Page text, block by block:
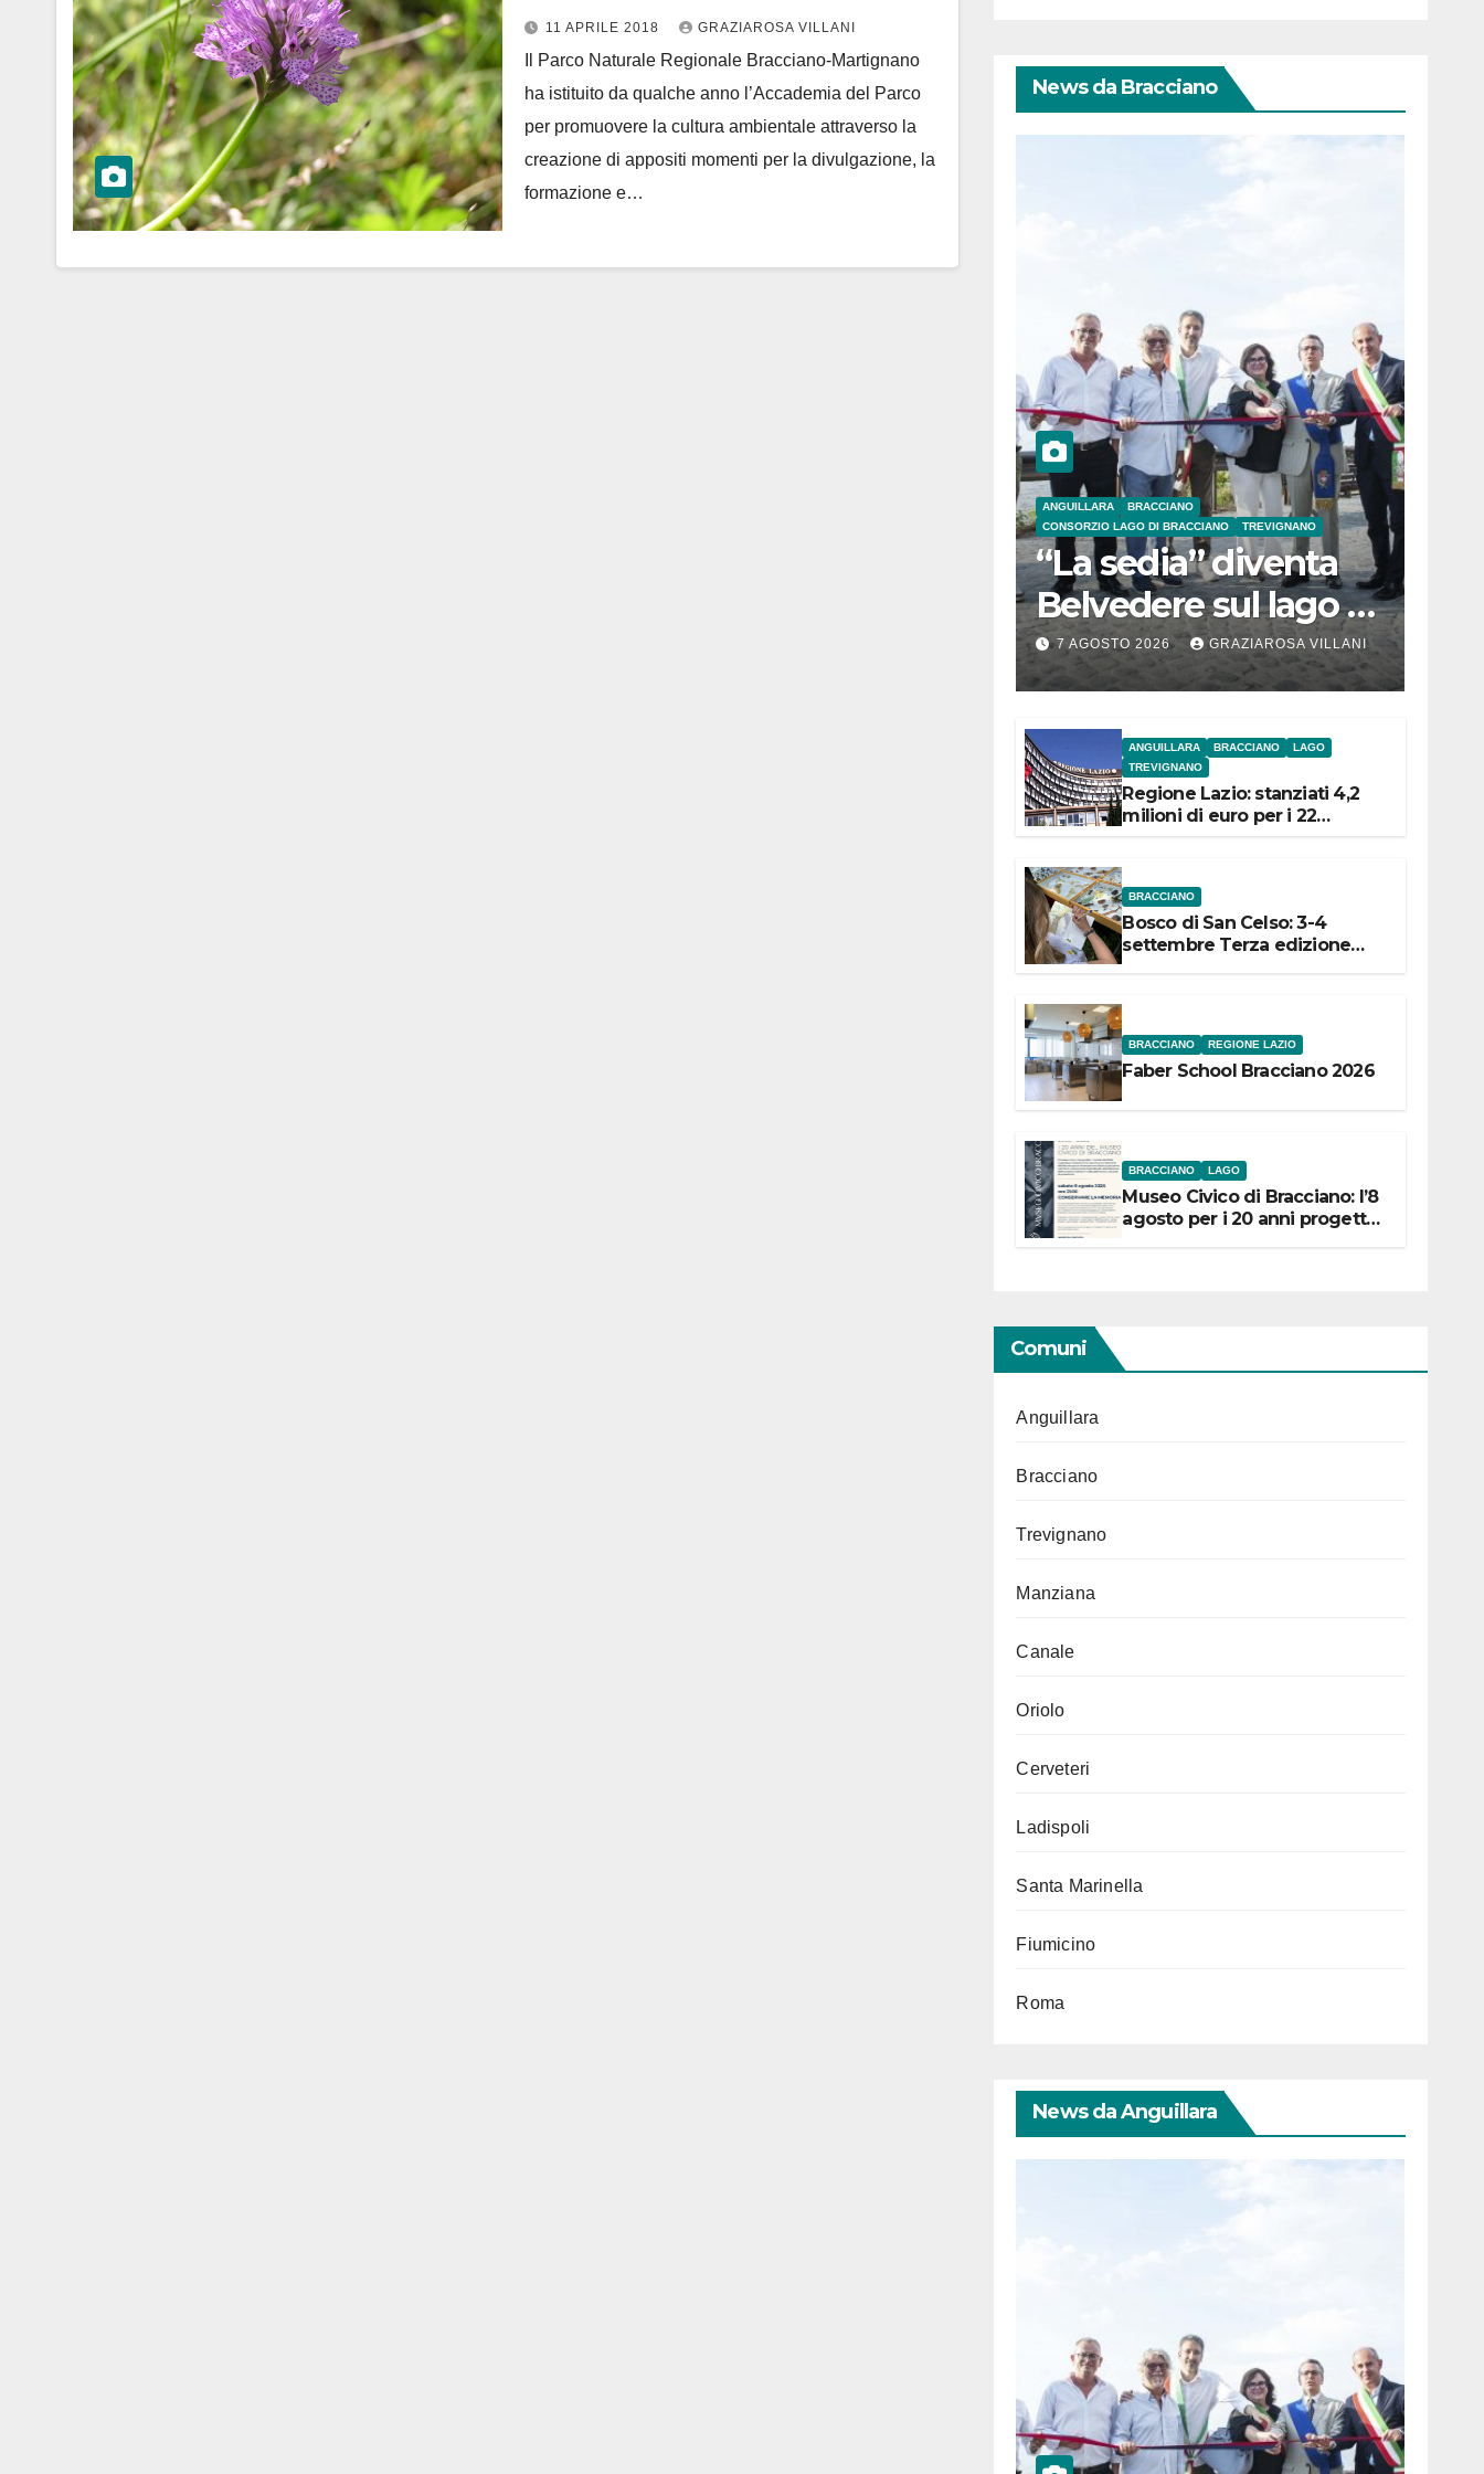
12 aprile
11 APRILE 2018 GRAZIAROSA VILLANI
Il Parco Naturale Regionale Bracciano-Martignano
ha istituito da qualche anno l’Accademia del Parco
per promuovere la cultura ambientale attraverso la
creazione di appositi momenti per la divulgazione, la
formazione e…
News da Bracciano
ANGUILLARA
BRACCIANO
CONSORZIO LAGO DI BRACCIANO
TREVIGNANO
“La sedia” diventa
Belvedere sul lago di
Bracciano: ieri
l’inaugurazione
7 AGOSTO 2026 GRAZIAROSA VILLANI
ANGUILLARA BRACCIANO
LAGO
TREVIGNANO
Regione Lazio: stanziati 4,2
milioni di euro per i 22
BRACCIANO
Bosco di San Celso: 3-4
settembre Terza edizione
BRACCIANO REGIONE LAZIO
Faber School Bracciano 2026
BRACCIANO LAGO
Museo Civico di Bracciano: l’8
agosto per i 20 anni progetto
Comuni
Anguillara
Bracciano
Trevignano
Manziana
Canale
Oriolo
Cerveteri
Ladispoli
Santa Marinella
Fiumicino
Roma
News da Anguillara